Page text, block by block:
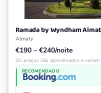
Ramada by Wyndham
Almaty
€190 – €240/noite
Os preços são aproximados e
RECOMENDADO